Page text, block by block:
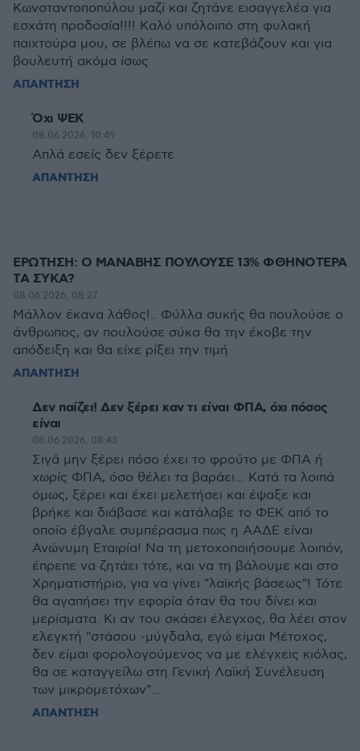
Κωνσταντοποπύλου μαζί και ζητάνε εισαγγελέα για
εσχάτη προδοσία!!!! Καλό υπόλοιπο στη φυλακή
παιχτούρα μου, σε βλέπω να σε κατεβάζουν και για
βουλευτή ακόμα ίσως
ΑΠΑΝΤΗΣΗ
Όχι ΨΕΚ
08.06.2026, 10:49
Απλά εσείς δεν ξέρετε
ΑΠΑΝΤΗΣΗ
ΕΡΩΤΗΣΗ: Ο ΜΑΝΑΒΗΣ ΠΟΥΛΟΥΣΕ 13% ΦΘΗΝΟΤΕΡΑ
ΤΑ ΣΥΚΑ?
08.06.2026, 08:27
Μάλλον έκανα λάθος!.. Φύλλα συκής θα πουλούσε ο
άνθρωπος, αν πουλούσε σύκα θα την έκοβε την
απόδειξη και θα είχε ρίξει την τιμή
ΑΠΑΝΤΗΣΗ
Δεν παίζει! Δεν ξέρει καν τι είναι ΦΠΑ, όχι πόσος
είναι
08.06.2026, 08:43
Σιγά μην ξέρει πόσο έχει το φρούτο με ΦΠΑ ή
χωρίς ΦΠΑ, όσο θέλει τα βαράει... Κατά τα λοιπά
όμως, ξέρει και έχει μελετήσει και έψαξε και
βρήκε και διάβασε και κατάλαβε το ΦΕΚ από το
οποίο έβγαλε συμπέρασμα πως η ΑΑΔΕ είναι
Ανώνυμη Εταιρία! Να τη μετοχοποιήσουμε λοιπόν,
έπρεπε να ζητάει τότε, και να τη βάλουμε και στο
Χρηματιστήριο, για να γίνει "λαϊκής βάσεως"! Τότε
θα αγαπήσει την εφορία όταν θα του δίνει και
μερίσματα. Κι αν του σκάσει έλεγχος, θα λέει στον
ελεγκτή "στάσου -μύγδαλα, εγώ είμαι Μέτοχος,
δεν είμαι φορολογούμενος να με ελέγχεις κιόλας,
θα σε καταγγείλω στη Γενική Λαϊκή Συνέλευση
των μικρομετόχων"...
ΑΠΑΝΤΗΣΗ